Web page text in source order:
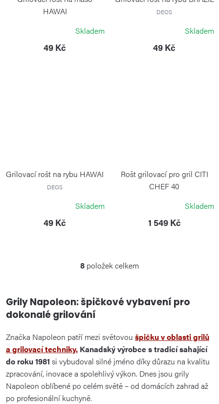
HAWAI
Skladem
49 Kč
DEOS
Skladem
49 Kč
Grilovací rošt na rybu HAWAI
DEOS
Skladem
49 Kč
Rošt grilovací pro gril CITI
CHEF 40
Skladem
1 549 Kč
O
á
a
c
í
p
r
8 položek celkem
Grily Napoleon: špičkové vybavení pro
dokonalé grilování
Značka Napoleon patří mezi světovou špičku v oblasti grilů
a grilovací techniky. Kanadský výrobce s tradicí sahající
do roku 1981 si vybudoval silné jméno díky důrazu na kvalitu
zpracování, inovace a spolehlivý výkon. Dnes jsou grily
Napoleon oblíbené po celém světě – od domácích zahrad až
po profesionální kuchyně.